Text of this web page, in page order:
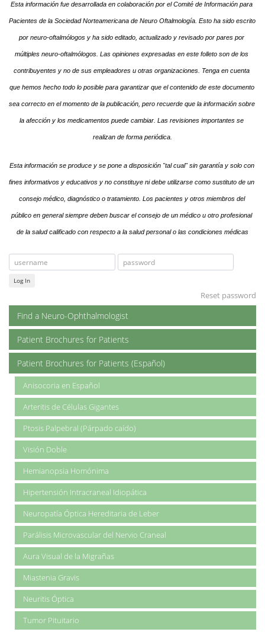
Esta información fue desarrollada en colaboración por el Comité de Información para
Pacientes de la Sociedad Norteamericana de Neuro Oftalmología. Esto ha sido escrito
por neuro-oftalmólogos y ha sido editado, actualizado y revisado por pares por
múltiples neuro-oftalmólogos. Las opiniones expresadas en este folleto son de los
contribuyentes y no de sus empleadores u otras organizaciones. Tenga en cuenta
que hemos hecho todo lo posible para garantizar que el contenido de este documento
sea correcto en el momento de la publicación, pero recuerde que la información sobre
la afección y los medicamentos puede cambiar. Las revisiones importantes se
realizan de forma periódica.
Esta información se produce y se pone a disposición "tal cual" sin garantía y solo con
fines informativos y educativos y no constituye ni debe utilizarse como sustituto de un
consejo médico, diagnóstico o tratamiento. Los pacientes y otros miembros del
público en general siempre deben buscar el consejo de un médico u otro profesional
de la salud calificado con respecto a la salud personal o las condiciones médicas
Log In
Reset password
Find a Neuro-Ophthalmologist
Patient Brochures for Patients
Patient Brochures for Patients (Español)
Anisocoria en Español
Arteritis de Células Gigantes
Ptosis Palpebral (Párpado caído)
Visión Doble
Hemianopsia Homónima
Hipertensión Intracraneal Idiopática
Neuropatía Óptica Hereditaria de Leber
Parálisis Microvascular del Nervio Craneal
Aura Visual de la Migrañas
Miastenia Gravis
Neuritis Óptica
Tumor Pituitario